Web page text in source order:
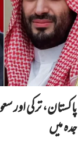
پاکستان، ترکی اور
جدہ میں